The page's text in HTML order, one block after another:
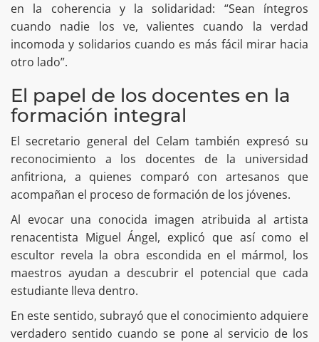
en la coherencia y la solidaridad: “Sean íntegros
cuando nadie los ve, valientes cuando la verdad
incomoda y solidarios cuando es más fácil mirar hacia
otro lado”.
El papel de los docentes en la
formación integral
El secretario general del Celam también expresó su
reconocimiento a los docentes de la universidad
anfitriona, a quienes comparó con artesanos que
acompañan el proceso de formación de los jóvenes.
Al evocar una conocida imagen atribuida al artista
renacentista Miguel Ángel, explicó que así como el
escultor revela la obra escondida en el mármol, los
maestros ayudan a descubrir el potencial que cada
estudiante lleva dentro.
En este sentido, subrayó que el conocimiento adquiere
verdadero sentido cuando se pone al servicio de los